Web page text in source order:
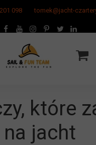
098 tomek@jacht-
które
na jacht